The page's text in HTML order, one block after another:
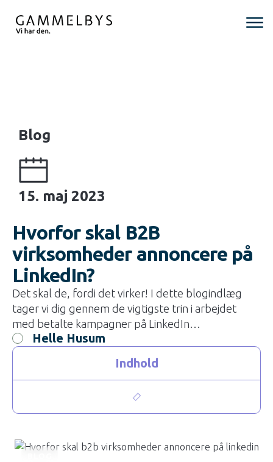
Blog
15. maj 2023
Hvorfor skal B2B
virksomheder annoncere på
LinkedIn?
Det skal de, fordi det virker! I dette blogindlæg
tager vi dig gennem de vigtigste trin i arbejdet
med betalte kampagner på LinkedIn…
Helle Husum
Indhold